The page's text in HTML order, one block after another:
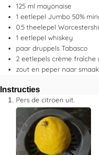
125 ml mayonaise
1 eetlepel Jumbo 50%
0.5 theelepel
1 eetlepel whiskey
paar druppels Tabasco
2 eetlepels crème fraîche
zout en peper naar smaak
Instructies
Pers de citroen uit.